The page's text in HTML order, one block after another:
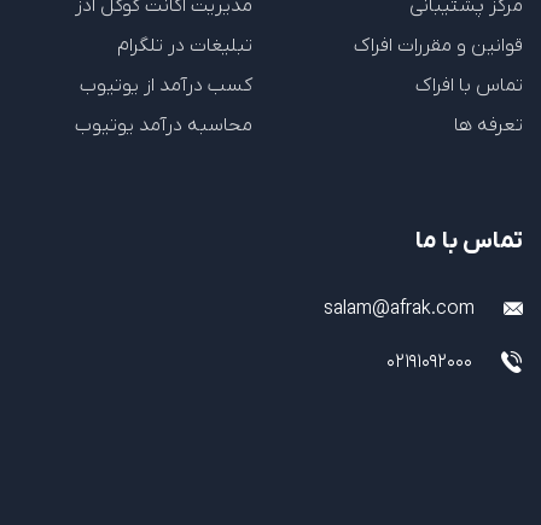
مرکز پشتیبانی
قوانین و مقررات افراک
تماس با افراک
تعرفه ها
مدیریت اکانت گوگل ادز
تبلیغات در تلگرام
کسب درآمد از یوتیوب
محاسبه درآمد یوتیوب
تماس با ما
salam@afrak.com
02191092000